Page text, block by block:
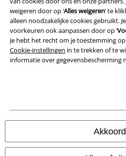
weigeren door op ‘Alles weigeren’ te
alleen noodzakelijke cookies gebruikt.
voorkeuren ook aanpassen door op ‘
Je hebt het recht om je toestemming
Cookie-instellingen in te trekken of te
informatie over gegevensbescherming
Akkoord
Informatie over toegankelijkheid
Cookie-instellingen
Annuleer bestelling
Onze online shops